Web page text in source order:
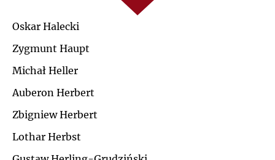
H
Oskar Halecki
Zygmunt Haupt
Michał Heller
Auberon Herbert
Zbigniew Herbert
Lothar Herbst